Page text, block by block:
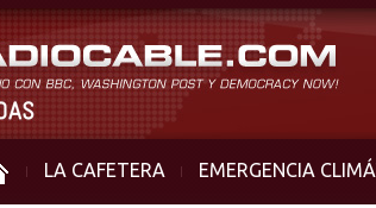
LA CAFETERA EMERGENCIA